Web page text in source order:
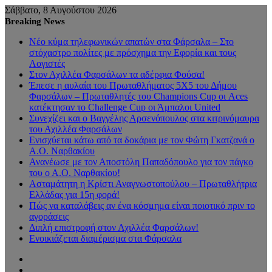
Σάββατο, 8 Αυγούστου 2026
Breaking News
Νέο κύμα τηλεφωνικών απατών στα Φάρσαλα – Στο
στόχαστρο πολίτες με πρόσχημα την Εφορία και τους
Λογιστές
Στον Αχιλλέα Φαρσάλων τα αδέρφια Φούσα!
Έπεσε η αυλαία του Πρωταθλήματος 5Χ5 του Δήμου
Φαρσάλων – Πρωταθλητές του Champions Cup οι Aces
κατέκτησαν το Challenge Cup οι Άμπαλοι United
Συνεχίζει και ο Βαγγέλης Αρσενόπουλος στα κιτρινόμαυρα
του Αχιλλέα Φαρσάλων
Ενισχύεται κάτω από τα δοκάρια με τον Φώτη Γκατζανά ο
Α.Ο. Ναρθακίου
Ανανέωσε με τον Αποστόλη Παπαδόπουλο για τον πάγκο
του ο Α.Ο. Ναρθακίου!
Ασταμάτητη η Κρίστι Αναγνωστοπούλου – Πρωταθλήτρια
Ελλάδας για 15η φορά!
Πώς να καταλάβεις αν ένα κόσμημα είναι ποιοτικό πριν το
αγοράσεις
Διπλή επιστροφή στον Αχιλλέα Φαρσάλων!
Ενοικιάζεται διαμέρισμα στα Φάρσαλα